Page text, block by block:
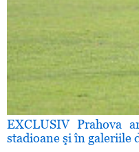
EXCLUSIV Prahova
stadioane şi în galeriile